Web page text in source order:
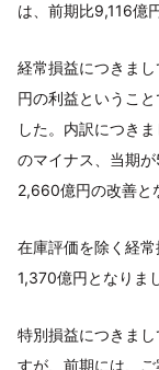
は、前期比9,116億
経常損益につきま
円の利益というこ
した。内訳につき
のマイナス、当期
2,660億円の改善と
在庫評価を除く経
1,370億円となりま
特別損益につきま
すが、前期には、